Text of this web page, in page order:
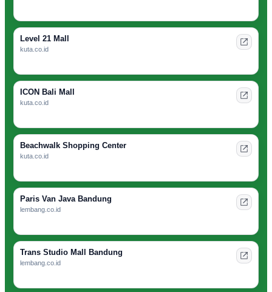
Level 21 Mall
kuta.co.id
ICON Bali Mall
kuta.co.id
Beachwalk Shopping Center
kuta.co.id
Paris Van Java Bandung
lembang.co.id
Trans Studio Mall Bandung
lembang.co.id